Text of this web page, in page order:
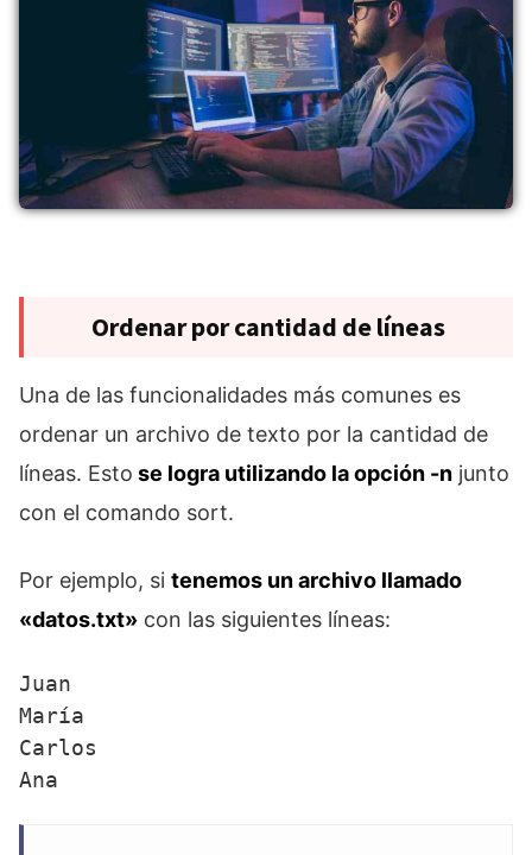
Ordenar por cantidad de líneas
Una de las funcionalidades más comunes es
ordenar un archivo de texto por la cantidad de
líneas. Esto se logra utilizando la opción -n junto
con el comando sort.
Por ejemplo, si tenemos un archivo llamado
«datos.txt» con las siguientes líneas:
Juan
María
Carlos